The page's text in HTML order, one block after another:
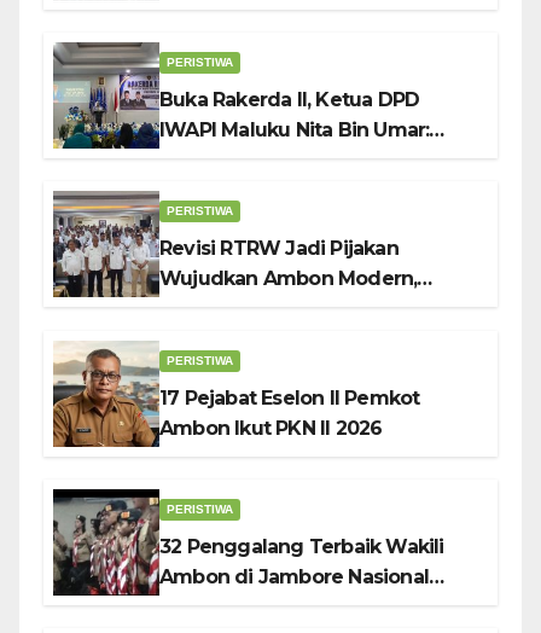
PERISTIWA
Buka Rakerda II, Ketua DPD
IWAPI Maluku Nita Bin Umar:
PERISTIWA
Revisi RTRW Jadi Pijakan
Wujudkan Ambon Modern,
PERISTIWA
17 Pejabat Eselon II Pemkot
Ambon Ikut PKN II 2026
PERISTIWA
32 Penggalang Terbaik Wakili
Ambon di Jambore Nasional